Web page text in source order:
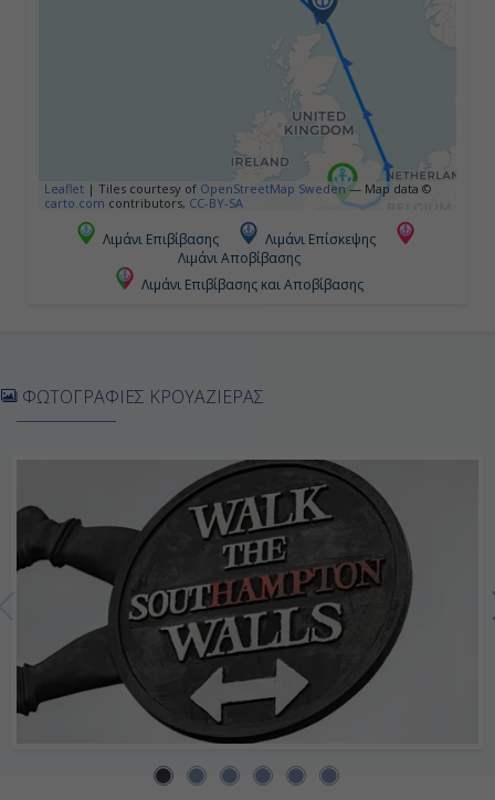
Ημέρα 5η
Εν Πλω
Ακουρέϊρι, Ισλανδία
Ημέρα 7η
Ισαφιόδουρ, Ισλανδία
Leaflet | Tiles courtesy of OpenStreetMap Sweden — Map data ©
carto.com contributors, CC-BY-SA
Λιμάνι Επιβίβασης
Λιμάνι Επίσκεψης
Λιμάνι Αποβίβασης
Λιμάνι Επιβίβασης και Αποβίβασης
ΦΩΤΟΓΡΑΦΙΕΣ ΚΡΟΥΑΖΙΕΡΑΣ